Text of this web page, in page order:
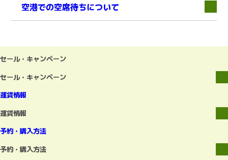
空港での空席待ちについて 下層
セール・キャンペーン
セール・キャンペーン
運賃情報
運賃情報
予約・購入方法
予約・購入方法